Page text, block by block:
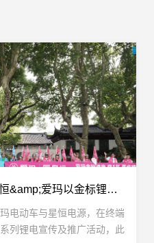
同频共振，深度赋能 ！星恒&amp;爱玛以金标锂电，打赢旺季市场
电动车与星恒电源，在终端
列锂电宣传及推广活动，此